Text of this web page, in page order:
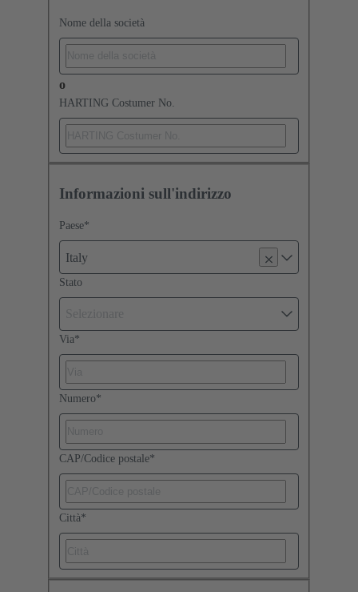
Nome della società
o
HARTING Costumer No.
Informazioni sull'indirizzo
Paese*
Italy
Stato
Via*
Numero*
CAP/Codice postale*
Città*